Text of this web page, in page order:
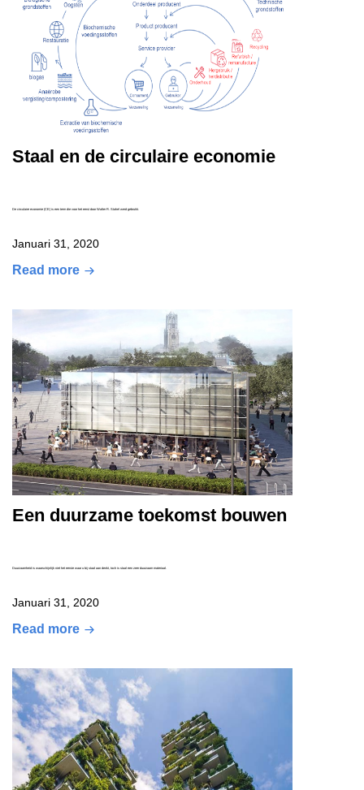
Staal en de circulaire economie
De circulaire economie (CE) is een term die voor het eerst door Walter R. Stahel werd gebruikt.
Januari 31, 2020
Read more
Een duurzame toekomst bouwen
Duurzaamheid is waarschijnlijk niet het eerste waar u bij staal aan denkt, toch is staal een zeer duurzaam materiaal.
Januari 31, 2020
Read more